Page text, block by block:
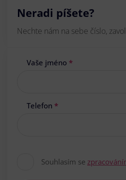
Neradi píšete?
Nechte nám na sebe číslo,
Vaše jméno *
Telefon *
Souhlasím se